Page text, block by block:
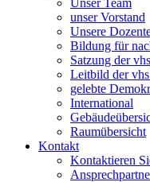
Unser Team
unser Vorstand
Unsere
Bildung für
Satzung der vhs
Leitbild der vhs
gelebte
International
Raumübersicht
Kontakt
Kontaktieren